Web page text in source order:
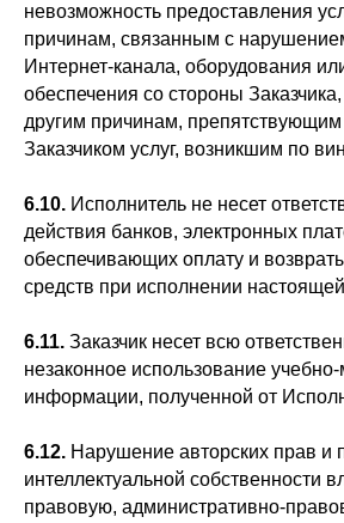
невозможность предоставления
причинам, связанным с
Интернет-канала, оборудования
обеспечения со стороны
другим причинам,
Заказчиком услуг, возникшим по
6.10. Исполнитель не несет
действия банков, электронных
обеспечивающих оплату и
средств при исполнении
6.11. Заказчик несет всю
незаконное использование
информации, полученной от
6.12. Нарушение авторских прав и
интеллектуальной собственности
правовую, административно-